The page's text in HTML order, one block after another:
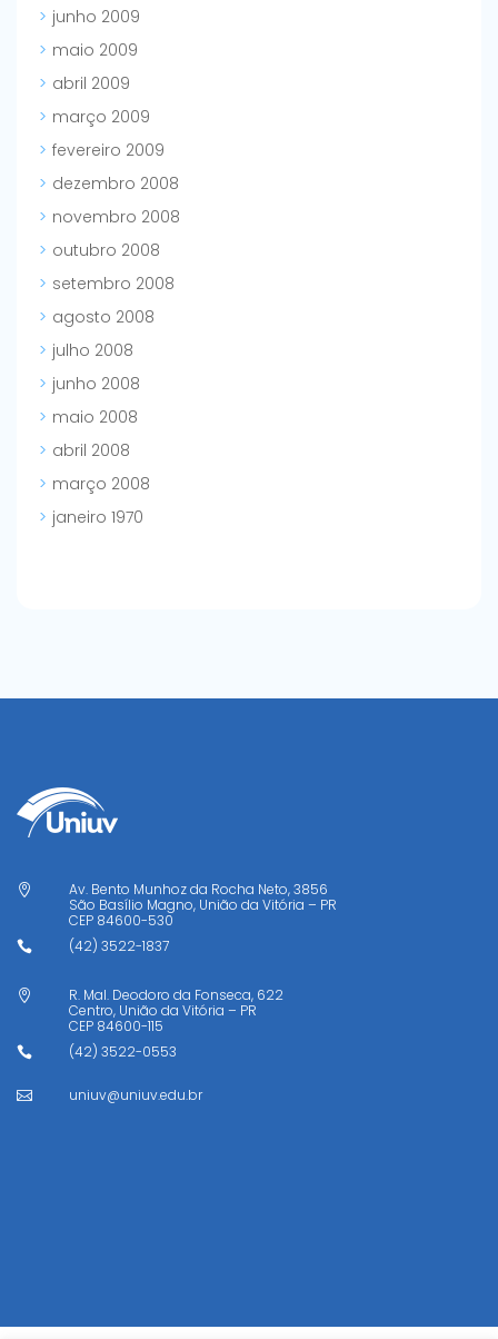
junho 2009
maio 2009
abril 2009
março 2009
fevereiro 2009
dezembro 2008
novembro 2008
outubro 2008
setembro 2008
agosto 2008
julho 2008
junho 2008
maio 2008
abril 2008
março 2008
janeiro 1970

Av. Bento Munhoz da Rocha Neto, 3856
São Basílio Magno, União da Vitória – PR
CEP 84600-530
 (42) 3522-1837

R. Mal. Deodoro da Fonseca, 622
Centro, União da Vitória – PR
CEP 84600-115
 (42) 3522-0553
 uniuv@uniuv.edu.br